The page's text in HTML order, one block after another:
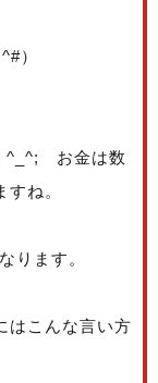
）
^_^; お金は数
ね。
ります。
はこんな言い方